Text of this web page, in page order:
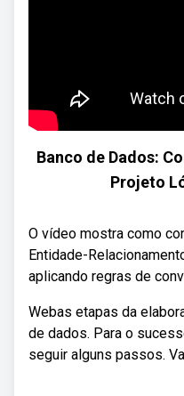
Banco de Dados:
Projeto
O vídeo mostra como
Entidade-
aplicando regras de
Webas etapas da
de dados. Para o
seguir alguns passos.